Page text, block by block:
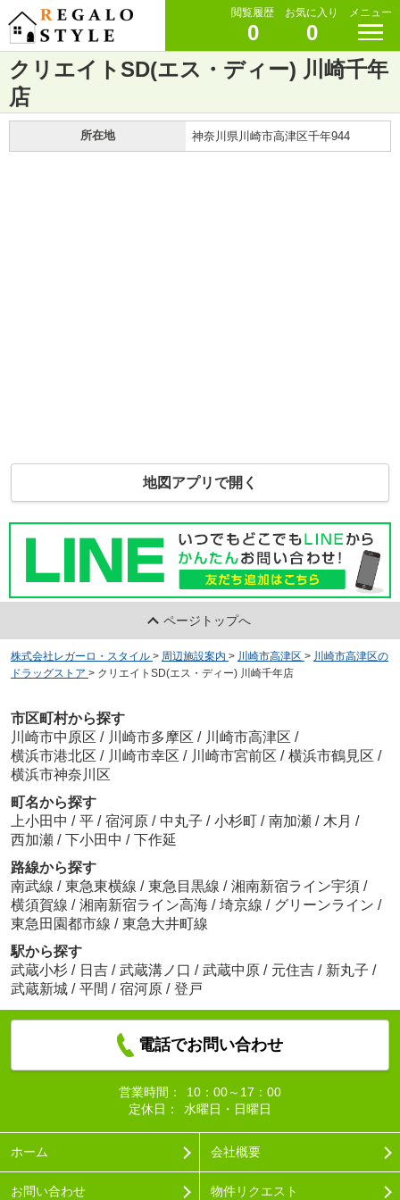
閲覧履歴
0
お気に入り
0
メニュー
クリエイトSD(エス・ディー) 川崎千年
店
所在地 神奈川県川崎市高津区千年944
地図アプリで開く
ページトップへ
株式会社レガーロ・スタイル > 周辺施設案内 > 川崎市高津区 > 川崎市高津区の
ドラッグストア > クリエイトSD(エス・ディー) 川崎千年店
市区町村から探す
川崎市中原区 / 川崎市多摩区 / 川崎市高津区 /
横浜市港北区 / 川崎市幸区 / 川崎市宮前区 / 横浜市鶴見区 /
横浜市神奈川区
町名から探す
上小田中 / 平 / 宿河原 / 中丸子 / 小杉町 / 南加瀬 / 木月 /
西加瀬 / 下小田中 / 下作延
路線から探す
南武線 / 東急東横線 / 東急目黒線 / 湘南新宿ライン宇須 /
横須賀線 / 湘南新宿ライン高海 / 埼京線 / グリーンライン /
東急田園都市線 / 東急大井町線
駅から探す
武蔵小杉 / 日吉 / 武蔵溝ノ口 / 武蔵中原 / 元住吉 / 新丸子 /
武蔵新城 / 平間 / 宿河原 / 登戸
電話でお問い合わせ
営業時間：
10：00～17：00
定休日：
水曜日・日曜日
ホーム 会社概要
お問い合わせ 物件リクエスト